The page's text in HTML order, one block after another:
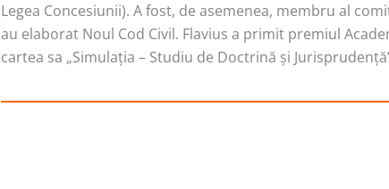
Legea Concesiunii). A fost, de asemenea, membru al
au elaborat Noul Cod Civil. Flavius a primit premiul
cartea sa „Simulaţia – Studiu de Doctrină şi